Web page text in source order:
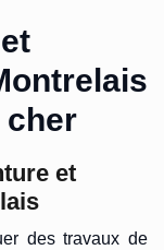
cher
et
des travaux de